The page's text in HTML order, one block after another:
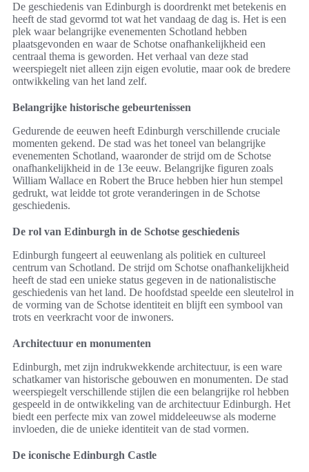
De geschiedenis van Edinburgh is doordrenkt met betekenis en
heeft de stad gevormd tot wat het vandaag de dag is. Het is een
plek waar belangrijke evenementen Schotland hebben
plaatsgevonden en waar de Schotse onafhankelijkheid een
centraal thema is geworden. Het verhaal van deze stad
weerspiegelt niet alleen zijn eigen evolutie, maar ook de bredere
ontwikkeling van het land zelf.
Belangrijke historische gebeurtenissen
Gedurende de eeuwen heeft Edinburgh verschillende cruciale
momenten gekend. De stad was het toneel van belangrijke
evenementen Schotland, waaronder de strijd om de Schotse
onafhankelijkheid in de 13e eeuw. Belangrijke figuren zoals
William Wallace en Robert the Bruce hebben hier hun stempel
gedrukt, wat leidde tot grote veranderingen in de Schotse
geschiedenis.
De rol van Edinburgh in de Schotse geschiedenis
Edinburgh fungeert al eeuwenlang als politiek en cultureel
centrum van Schotland. De strijd om Schotse onafhankelijkheid
heeft de stad een unieke status gegeven in de nationalistische
geschiedenis van het land. De hoofdstad speelde een sleutelrol in
de vorming van de Schotse identiteit en blijft een symbool van
trots en veerkracht voor de inwoners.
Architectuur en monumenten
Edinburgh, met zijn indrukwekkende architectuur, is een ware
schatkamer van historische gebouwen en monumenten. De stad
weerspiegelt verschillende stijlen die een belangrijke rol hebben
gespeeld in de ontwikkeling van de architectuur Edinburgh. Het
biedt een perfecte mix van zowel middeleeuwse als moderne
invloeden, die de unieke identiteit van de stad vormen.
De iconische Edinburgh Castle